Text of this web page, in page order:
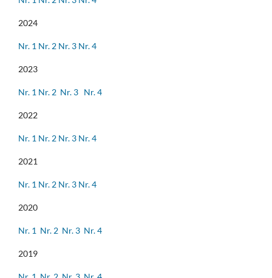
2024
Nr. 1 Nr. 2 Nr. 3 Nr. 4
2023
Nr. 1 Nr. 2 Nr. 3 Nr. 4
2022
Nr. 1 Nr. 2 Nr. 3 Nr. 4
2021
Nr. 1 Nr. 2 Nr. 3 Nr. 4
2020
Nr. 1 Nr. 2 Nr. 3 Nr. 4
2019